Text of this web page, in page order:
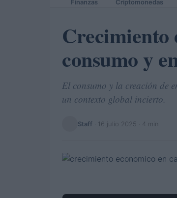
Finanzas Criptomonedas
Crecimiento
consumo y
El consumo y la creación de
un contexto global incierto.
Staff 16 julio 2025 · 4 min